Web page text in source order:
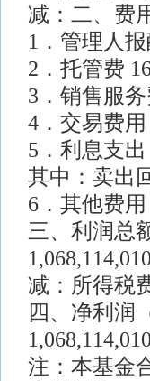
减：二、费
1．管理人报
2．托管费
3．销售服
4．交易费用
5．利息支出
其中：卖出
6．其他费用
三、利润总
减：所得税
四、净利润
注：本基金